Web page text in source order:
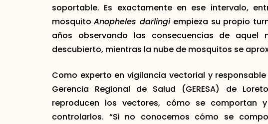
soportable. Es exactamente en ese intervalo,
mosquitoAnopheles darlingi empieza su propio
años observando las consecuencias de
descubierto, mientras la nube de mosquitos se
Como experto en vigilancia vectorial y
Gerencia Regional de Salud (GERESA) de
reproducen los vectores, cómo se comportan
controlarlos. “Si no conocemos cómo se